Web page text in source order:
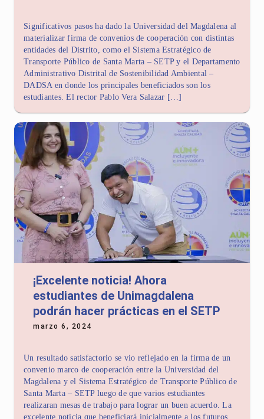
Significativos pasos ha dado la Universidad del Magdalena al
materializar firma de convenios de cooperación con distintas
entidades del Distrito, como el Sistema Estratégico de
Transporte Público de Santa Marta – SETP y el Departamento
Administrativo Distrital de Sostenibilidad Ambiental –
DADSA en donde los principales beneficiados son los
estudiantes. El rector Pablo Vera Salazar […]
¡Excelente noticia! Ahora
estudiantes de Unimagdalena
podrán hacer prácticas en el SETP
marzo 6, 2024
Un resultado satisfactorio se vio reflejado en la firma de un
convenio marco de cooperación entre la Universidad del
Magdalena y el Sistema Estratégico de Transporte Público de
Santa Marta – SETP luego de que varios estudiantes
realizaran mesas de trabajo para lograr un buen acuerdo. La
excelente noticia que beneficiará inicialmente a los futuros